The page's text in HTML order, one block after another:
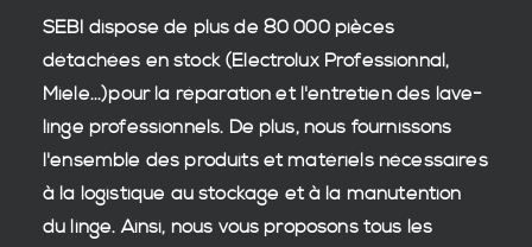
SEBI dispose de plus de 80 000pièces
détachées en stock(Electrolux Professionnal,
Miele...)pour la réparation et l'entretien des lave-
linge professionnels. De plus, nous fournissons
l'ensemble des produits et matériels nécessaires
à la logistique au stockage et à la manutention
du linge. Ainsi, nous vous proposons tous les